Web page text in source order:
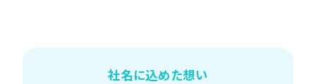
社名に込めた想い